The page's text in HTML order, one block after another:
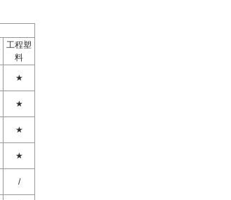
工程塑
料
★
★
★
★
/